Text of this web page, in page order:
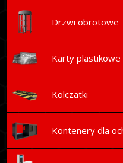
Drzwi obrotowe
Karty plastikowe
Kolczatki
Kontenery dla